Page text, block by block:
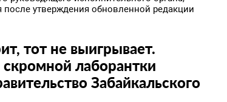
после утверждения обновленной редакции
тот не выигрывает.
скромной лаборантки
Забайкальского